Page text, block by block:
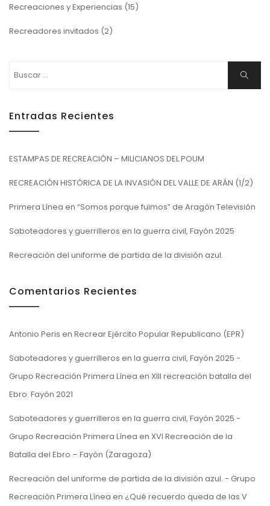
Recreaciones y Experiencias (15)
Recreadores invitados (2)
Buscar
Entradas Recientes
ESTAMPAS DE RECREACIÓN – MILICIANOS DEL POUM
RECREACIÓN HISTÓRICA DE LA INVASIÓN DEL VALLE DE ARÁN (1/2)
Primera Línea en “Somos porque fuimos” de Aragón Televisión
Saboteadores y guerrilleros en la guerra civil, Fayón 2025
Recreación del uniforme de partida de la división azul.
Comentarios Recientes
Antonio Peris en Recrear Ejército Popular Republicano (EPR)
Saboteadores y guerrilleros en la guerra civil, Fayón 2025 -
Grupo Recreación Primera Línea en XIII recreación batalla del
Ebro. Fayón 2021
Saboteadores y guerrilleros en la guerra civil, Fayón 2025 -
Grupo Recreación Primera Línea en XVI Recreación de la
Batalla del Ebro – Fayón (Zaragoza)
Recreación del uniforme de partida de la división azul. - Grupo
Recreación Primera Línea en ¿Qué recuerdo queda de las V